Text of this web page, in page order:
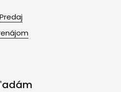
Predaj